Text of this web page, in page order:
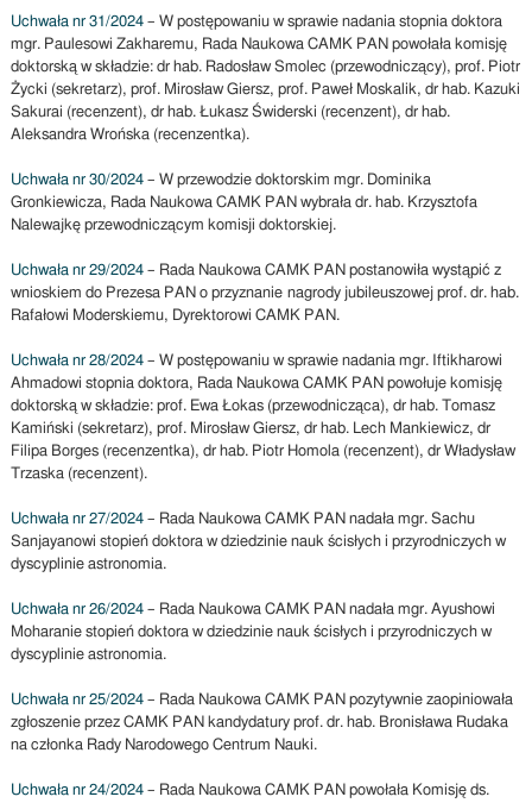
Uchwała nr 31/2024– W postępowaniu w sprawie nadania stopnia doktora
mgr. Paulesowi Zakharemu, Rada Naukowa CAMK PAN powołała komisję
doktorską w składzie: dr hab. Radosław Smolec (przewodniczący), prof. Piotr
Życki (sekretarz), prof. Mirosław Giersz, prof. Paweł Moskalik, dr hab. Kazuki
Sakurai (recenzent), dr hab. Łukasz Świderski (recenzent), dr hab.
Aleksandra Wrońska (recenzentka).
Uchwała nr 30/2024– W przewodzie doktorskim mgr. Dominika
Gronkiewicza, Rada Naukowa CAMK PAN wybrała dr. hab. Krzysztofa
Nalewajkę przewodniczącym komisji doktorskiej.
Uchwała nr 29/2024– Rada Naukowa CAMK PAN postanowiła wystąpić z
wnioskiem do Prezesa PAN o przyznanie nagrody jubileuszowej prof. dr. hab.
Rafałowi Moderskiemu, Dyrektorowi CAMK PAN.
Uchwała nr 28/2024– W postępowaniu w sprawie nadania mgr. Iftikharowi
Ahmadowi stopnia doktora, Rada Naukowa CAMK PAN powołuje komisję
doktorską w składzie: prof. Ewa Łokas (przewodnicząca), dr hab. Tomasz
Kamiński (sekretarz), prof. Mirosław Giersz, dr hab. Lech Mankiewicz, dr
Filipa Borges (recenzentka), dr hab. Piotr Homola (recenzent), dr Władysław
Trzaska (recenzent).
Uchwała nr 27/2024– Rada Naukowa CAMK PAN nadała mgr. Sachu
Sanjayanowi stopień doktora w dziedzinie nauk ścisłych i przyrodniczych w
dyscyplinie astronomia.
Uchwała nr 26/2024– Rada Naukowa CAMK PAN nadała mgr. Ayushowi
Moharanie stopień doktora w dziedzinie nauk ścisłych i przyrodniczych w
dyscyplinie astronomia.
Uchwała nr 25/2024– Rada Naukowa CAMK PAN pozytywnie zaopiniowała
zgłoszenie przez CAMK PAN kandydatury prof. dr. hab. Bronisława Rudaka
na członka Rady Narodowego Centrum Nauki.
Uchwała nr 24/2024– Rada Naukowa CAMK PAN powołała Komisję ds.